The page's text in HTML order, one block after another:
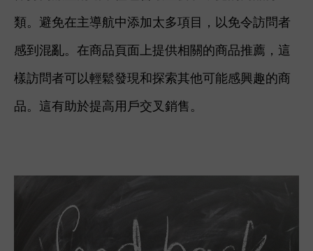
類。避免在主導航中添加太多項目，以免令訪問者
感到混亂。在商品頁面上提供相關的商品推薦，這
樣訪問者可以輕鬆發現和探索其他可能感興趣的商
品。這有助於提高用戶交叉銷售。